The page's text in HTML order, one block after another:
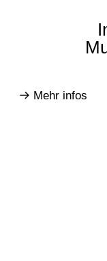
Mehr infos